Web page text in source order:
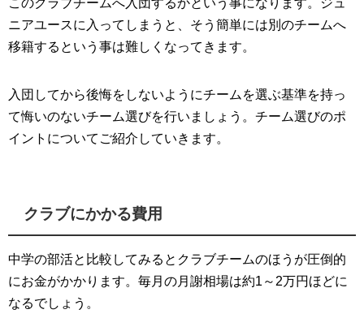
このクラブチームへ入団するかという事になります。ジュ
ニアユースに入ってしまうと、そう簡単には別のチームへ
移籍するという事は難しくなってきます。
入団してから後悔をしないようにチームを選ぶ基準を持っ
て悔いのないチーム選びを行いましょう。チーム選びのポ
イントについてご紹介していきます。
クラブにかかる費用
中学の部活と比較してみるとクラブチームのほうが圧倒的
にお金がかかります。毎月の月謝相場は約1～2万円ほどに
なるでしょう。